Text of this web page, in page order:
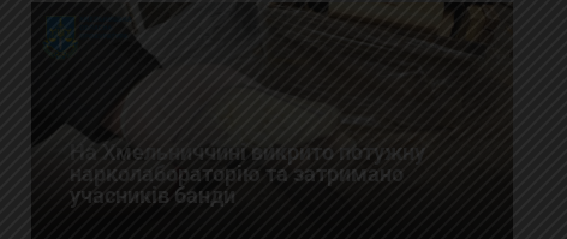
На Хмельниччині викрито потужну
нарколабораторію та затримано
учасників банди